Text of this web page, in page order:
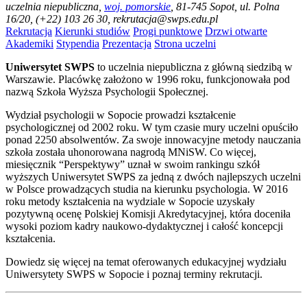
uczelnia niepubliczna woj. pomorskie , 81-745 Sopot, ul. Polna
16/20, (+22) 103 26 30, rekrutacja@swps.edu.pl
Rekrutacja Kierunki studiów Progi punktowe Drzwi otwarte
Akademiki Stypendia Prezentacja Strona uczelni
Uniwersytet SWPS to uczelnia niepubliczna z główną siedzibą w
Warszawie. Placówkę założono w 1996 roku, funkcjonowała pod
nazwą Szkoła Wyższa Psychologii Społecznej.
Wydział psychologii w Sopocie prowadzi kształcenie
psychologicznej od 2002 roku. W tym czasie mury uczelni opuściło
ponad 2250 absolwentów. Za swoje innowacyjne metody nauczania
szkoła została uhonorowana nagrodą MNiSW. Co więcej,
miesięcznik “Perspektywy” uznał w swoim rankingu szkół
wyższych Uniwersytet SWPS za jedną z dwóch najlepszych uczelni
w Polsce prowadzących studia na kierunku psychologia. W 2016
roku metody kształcenia na wydziale w Sopocie uzyskały
pozytywną ocenę Polskiej Komisji Akredytacyjnej, która doceniła
wysoki poziom kadry naukowo-dydaktycznej i całość koncepcji
kształcenia.
Dowiedz się więcej na temat oferowanych edukacyjnej wydziału
Uniwersytety SWPS w Sopocie i poznaj terminy rekrutacji.